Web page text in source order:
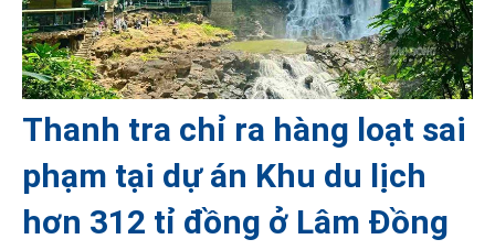
Thanh tra chỉ ra hàng loạt sai
phạm tại dự án Khu du lịch
hơn 312 tỉ đồng ở Lâm Đồng